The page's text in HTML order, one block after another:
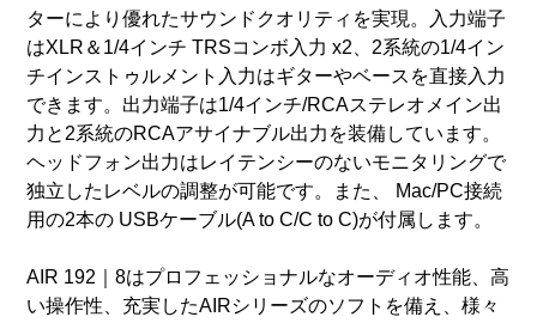
ターにより優れたサウンドクオリティを実現。入力端子
はXLR＆1/4インチ TRSコンボ入力 x2、2系統の1/4イン
チインストゥルメント入力はギターやベースを直接入力
できます。出力端子は1/4インチ/RCAステレオメイン出
力と2系統のRCAアサイナブル出力を装備しています。
ヘッドフォン出力はレイテンシーのないモニタリングで
独立したレベルの調整が可能です。また、 Mac/PC接続
用の2本の USBケーブル(A to C/C to C)が付属します。
AIR 192｜8はプロフェッショナルなオーディオ性能、高
い操作性、充実したAIRシリーズのソフトを備え、様々